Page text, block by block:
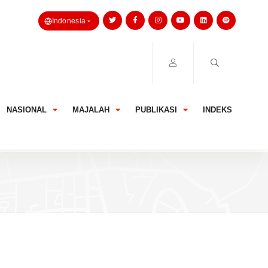
Indonesia
NASIONAL MAJALAH PUBLIKASI INDEKS